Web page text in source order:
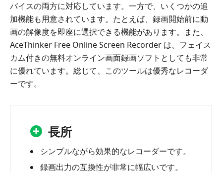
バイスの両方に対応しています。一方で、いくつかの追
加機能も用意されています。たとえば、録画開始前に動
画の解像度を即座に選択できる機能があります。また、
AceThinker Free Online Screen Recorder は、フェイス
カム付きの無料オンライン画面録画ソフトとしても非常
に優れています。総じて、このツールは優秀なレコーダ
ーです。
長所
シンプルながら効果的なレコーダーです。
録画出力の互換性が非常に幅広いです。